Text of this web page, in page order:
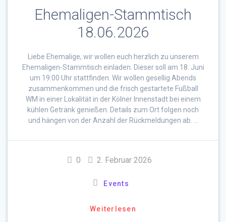
Ehemaligen-Stammtisch
18.06.2026
Liebe Ehemalige, wir wollen euch herzlich zu unserem
Ehemaligen-Stammtisch einladen. Dieser soll am 18. Juni
um 19:00 Uhr stattfinden. Wir wollen gesellig Abends
zusammenkommen und die frisch gestartete Fußball
WM in einer Lokalität in der Kölner Innenstadt bei einem
kühlen Getränk genießen. Details zum Ort folgen noch
und hängen von der Anzahl der Rückmeldungen ab. …
0 2. Februar 2026
Events
Weiterlesen